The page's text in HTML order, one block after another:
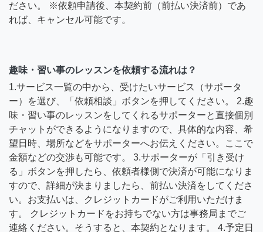
ださい。 ※依頼申請後、本契約前（前払い決済前）であ
れば、キャンセル可能です。
趣味・習い事のレッスンを依頼する流れは？
1.サービス一覧の中から、受けたいサービス（サポータ
ー）を選び、「依頼相談」ボタンを押してください。 2.趣
味・習い事のレッスンをしてくれるサポーターと直接個別
チャットができるようになりますので、具体的な内容、希
望日時、場所などをサポーターへお伝えください。ここで
金額などの交渉も可能です。 3.サポーターが「引き受け
る」ボタンを押したら、依頼者様側で決済が可能になりま
すので、詳細が決まりましたら、前払い決済をしてくださ
い。お支払いは、クレジットカードがご利用いただけま
す。 クレジットカードをお持ちでない方は事務局までご
連絡ください。そうすると、本契約となります。 4.予定日